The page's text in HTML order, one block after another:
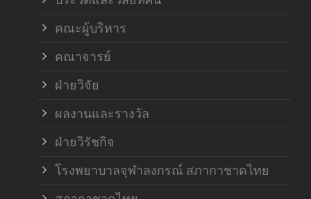
คณะผู้บริหาร
คณาจารย์
ฝ่ายวิจัย
ผลงานและรางวัล
ฝ่ายวิรัชกิจ
โรงพยาบาลจุฬาลงกรณ์ สภากาชาดไทย